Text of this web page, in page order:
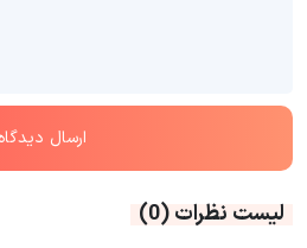
لیست نظرات(0)